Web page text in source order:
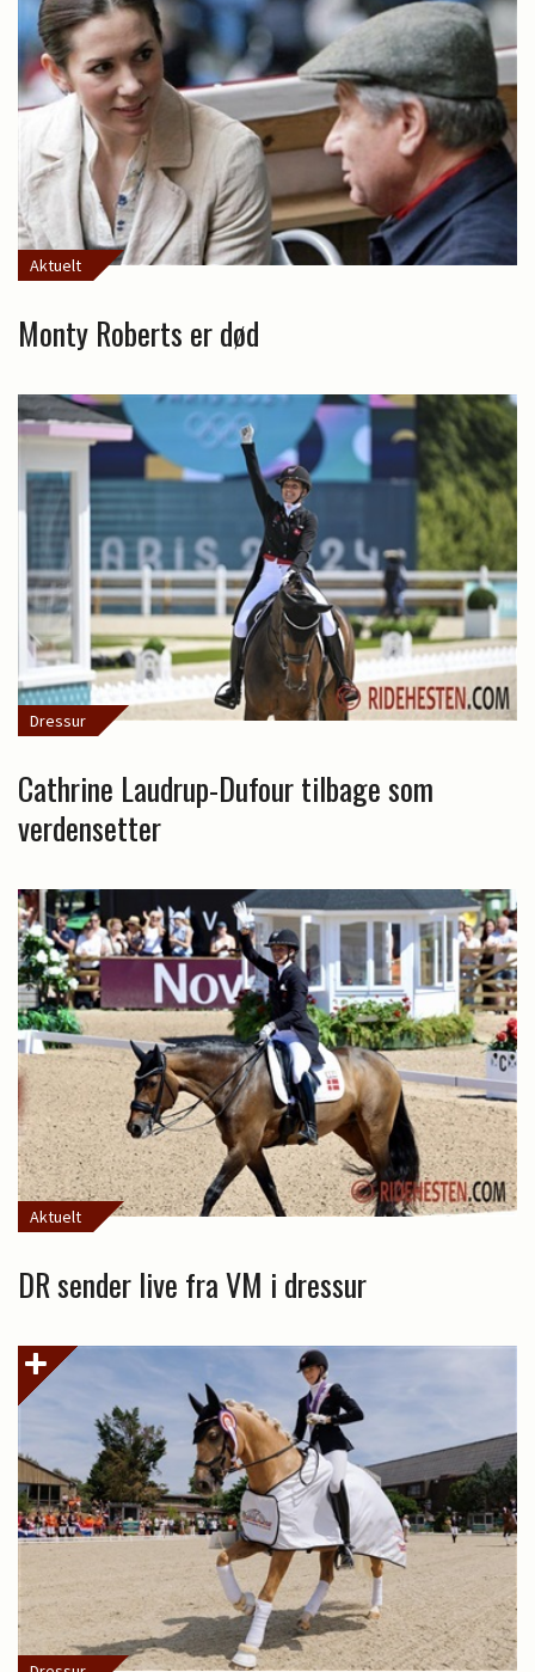
Aktuelt
Monty Roberts er død
Dressur
Cathrine Laudrup-Dufour tilbage som
verdensetter
Aktuelt
DR sender live fra VM i dressur